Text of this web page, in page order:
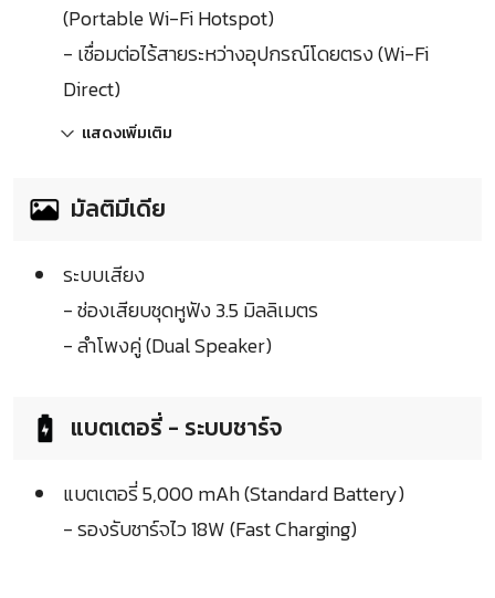
(Portable Wi-Fi Hotspot)
- เชื่อมต่อไร้สายระหว่างอุปกรณ์โดยตรง (Wi-Fi
Direct)
แสดงเพิ่มเติม
มัลติมีเดีย
ระบบเสียง
- ช่องเสียบชุดหูฟัง 3.5 มิลลิเมตร
- ลำโพงคู่ (Dual Speaker)
แบตเตอรี่ - ระบบชาร์จ
แบตเตอรี่ 5,000 mAh (Standard Battery)
- รองรับชาร์จไว 18W (Fast Charging)